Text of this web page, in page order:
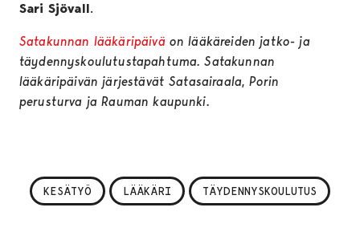
Sari Sjövall.
Satakunnan lääkäripäivä on lääkäreiden jatko- ja
täydennyskoulutustapahtuma. Satakunnan
lääkäripäivän järjestävät Satasairaala, Porin
perusturva ja Rauman kaupunki.
KESÄTYÖ LÄÄKÄRI TÄYDENNYSKOULUTUS